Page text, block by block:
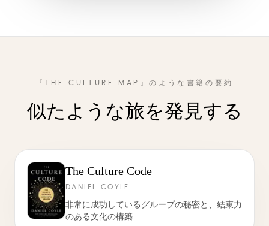
『THE CULTURE MAP』のような書籍の要約
似たような旅を発見する
The Culture Code
DANIEL COYLE
非常に成功しているグループの秘密と、結束力
のある文化の構築